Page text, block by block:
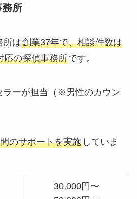
務所
所は創業37年で、相談件数は
応の探偵事務所です。
ラーが担当（※男性のカウン
のサポートを実施していま
30,000円〜